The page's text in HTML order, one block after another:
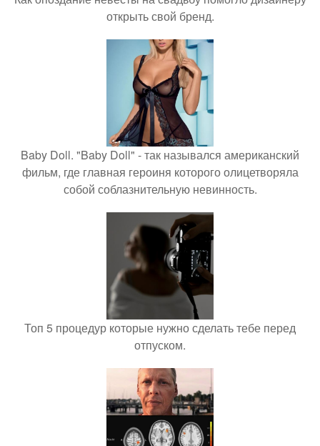
открыть свой бренд.
Baby Doll. "Baby Doll" - так назывался американский
фильм, где главная героиня которого олицетворяла
собой соблазнительную невинность.
Топ 5 процедур которые нужно сделать тебе перед
отпуском.